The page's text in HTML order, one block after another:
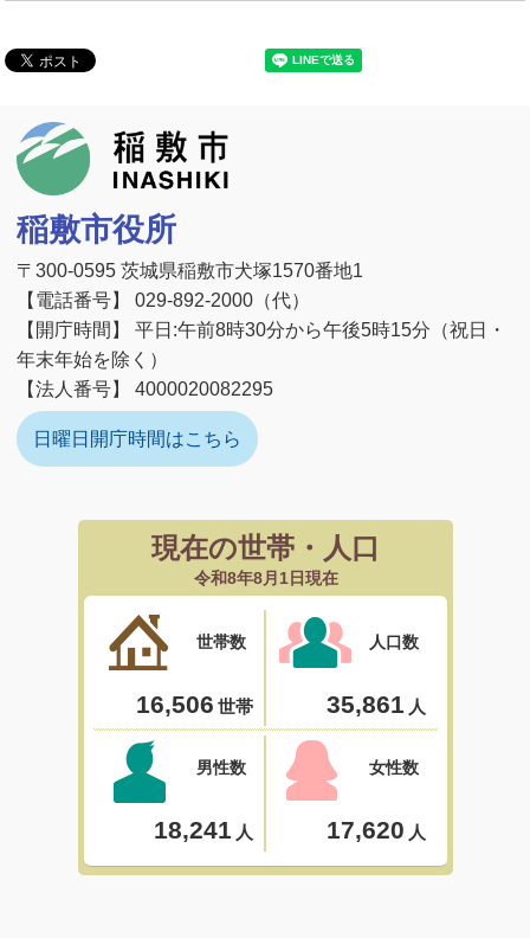
稲敷市役所
〒300-0595 茨城県稲敷市犬塚1570番地1
【電話番号】 029-892-2000（代）
【開庁時間】 平日:午前8時30分から午後5時15分（祝日・
年末年始を除く）
【法人番号】 4000020082295
日曜日開庁時間はこちら